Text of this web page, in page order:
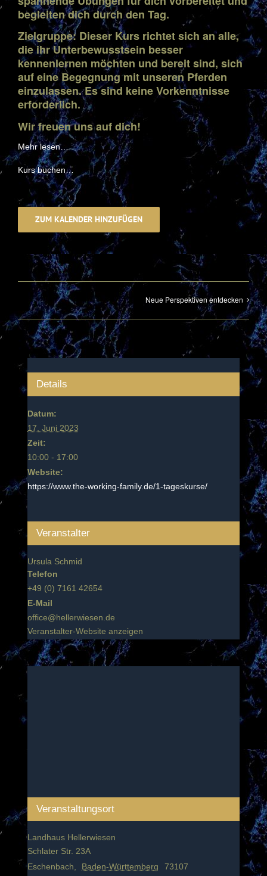
begleiten dich durch den Tag.
Zielgruppe: Dieser Kurs richtet sich an alle,
die ihr Unterbewusstsein besser
kennenlernen möchten und bereit sind, sich
auf eine Begegnung mit unseren Pferden
einzulassen. Es sind keine Vorkenntnisse
erforderlich.
Wir freuen uns auf dich!
Mehr lesen…
Kurs buchen…
ZUM KALENDER HINZUFÜGEN
Neue Perspektiven entdecken
Details
Datum:
17. Juni 2023
Zeit:
10:00 - 17:00
Website:
https://www.the-working-family.de/1-tageskurse/
Veranstalter
Ursula Schmid
Telefon
+49 (0) 7161 42654
E-Mail
office@hellerwiesen.de
Veranstalter-Website anzeigen
Veranstaltungsort
Landhaus Hellerwiesen
Schlater Str. 23A
Eschenbach
Baden-Württemberg
73107